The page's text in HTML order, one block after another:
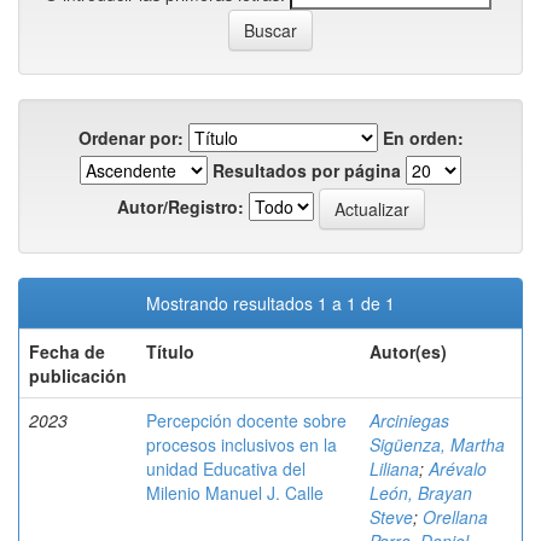
Ordenar por:
En orden:
Resultados por página
Autor/Registro:
Mostrando resultados 1 a 1 de 1
Fecha de
publicación
Título Autor(es)
2023
Percepción docente sobre
procesos inclusivos en la
unidad Educativa del
Milenio Manuel J. Calle
Arciniegas
Sigüenza, Martha
Liliana;Arévalo
León, Brayan
Steve; Orellana